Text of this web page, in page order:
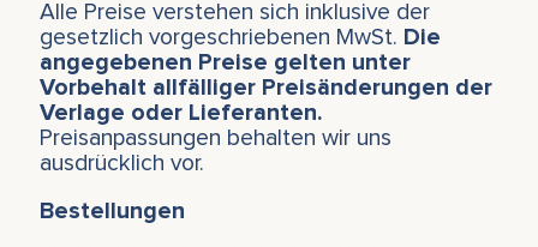
Alle Preise verstehen sich inklusive der
gesetzlich vorgeschriebenen MwSt. Die
angegebenen Preise gelten unter
Vorbehalt allfälliger Preisänderungen der
Verlage oder Lieferanten.
Preisanpassungen behalten wir uns
ausdrücklich vor.
Bestellungen